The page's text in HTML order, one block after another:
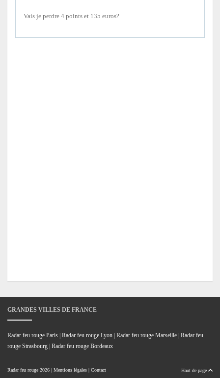
Vais je perdre 4 points et 135 euros?
GRANDES VILLES DE FRANCE
Radar feu rouge Paris Radar feu rouge Lyon Radar feu rouge Marseille
Radar feu
rouge Strasbourg
Radar feu rouge Bordeaux
Haut de page
Radar feu rouge 2026 | Mentions légales | Contact